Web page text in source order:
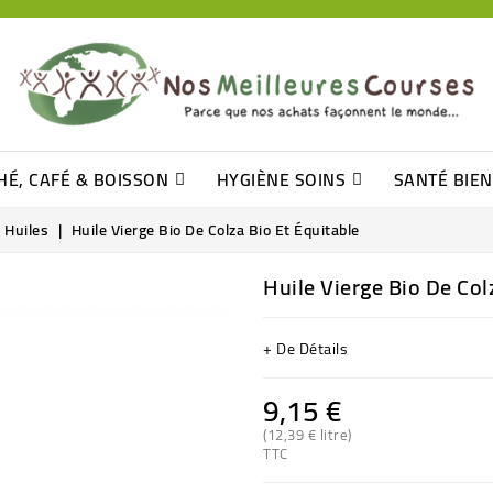
CAFÉ & BOISSON HYGIÈNE SOINS SANTÉ
Huiles Huile Vierge Bio De Colza Bio Et Équitable
Huile Vierge Bio De
+ De Détails
9,15 €
(12,39 € litre)
TTC